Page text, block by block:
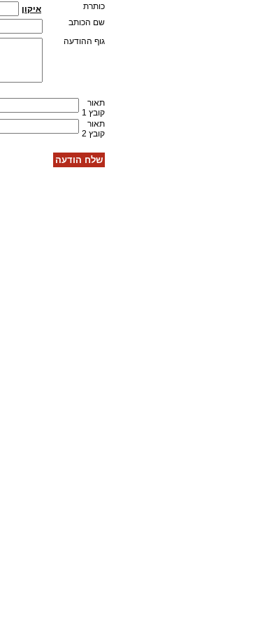
כותרת
איקון
שם הכותב
גוף ההודעה
תאור
קובץ 1
תאור
קובץ 2